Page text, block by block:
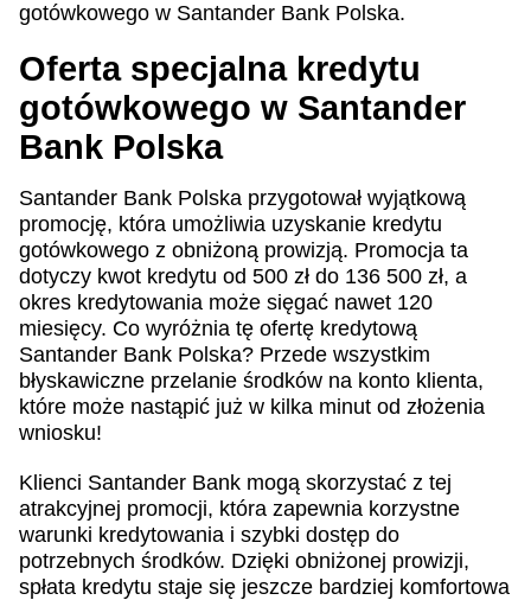
gotówkowego w Santander Bank Polska.
Oferta specjalna kredytu
gotówkowego w Santander
Bank Polska
Santander Bank Polska przygotował wyjątkową
promocję, która umożliwia uzyskanie kredytu
gotówkowego z obniżoną prowizją. Promocja ta
dotyczy kwot kredytu od 500 zł do 136 500 zł, a
okres kredytowania może sięgać nawet 120
miesięcy. Co wyróżnia tę ofertę kredytową
Santander Bank Polska? Przede wszystkim
błyskawiczne przelanie środków na konto klienta,
które może nastąpić już w kilka minut od złożenia
wniosku!
Klienci Santander Bank mogą skorzystać z tej
atrakcyjnej promocji, która zapewnia korzystne
warunki kredytowania i szybki dostęp do
potrzebnych środków. Dzięki obniżonej prowizji,
spłata kredytu staje się jeszcze bardziej komfortowa